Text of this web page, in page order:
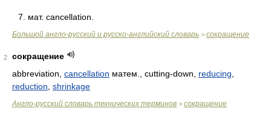
7. мат. cancellation.
Большой англо-русский и русско-английский словарь > сокращение
2
сокращение
abbreviation, cancellation матем., cutting-down, reducing
reduction shrinkage
Англо-русский словарь технических терминов > сокращение